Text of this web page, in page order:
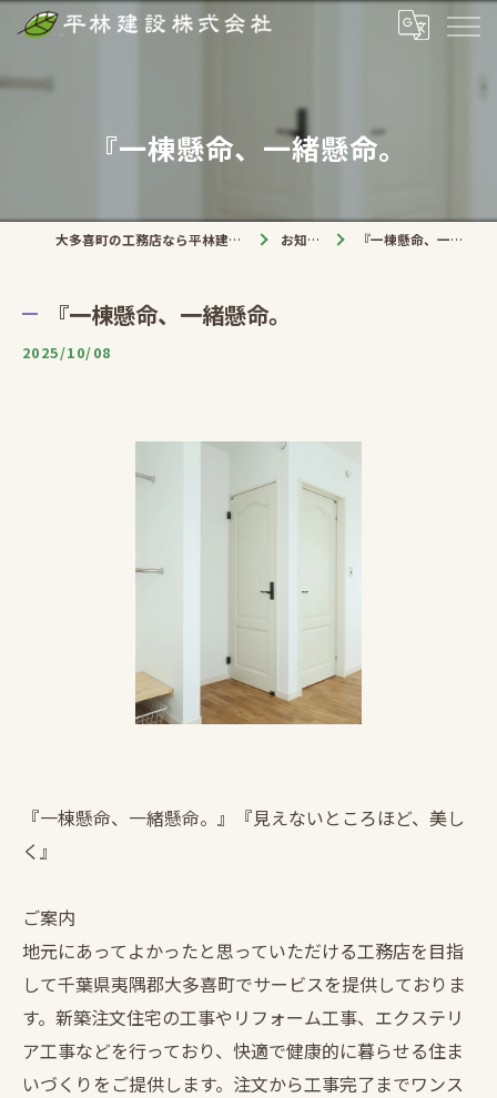
『一棟懸命、一緒懸命。
大多喜町の工務店なら平林建設株式会社 お知らせ 『一棟懸命、一緒懸命。
『一棟懸命、一緒懸命。
2025/10/08
『一棟懸命、一緒懸命。』『見えないところほど、美し
く』
ご案内
地元にあってよかったと思っていただける工務店を目指
して千葉県夷隅郡大多喜町でサービスを提供しておりま
す。新築注文住宅の工事やリフォーム工事、エクステリ
ア工事などを行っており、快適で健康的に暮らせる住ま
いづくりをご提供します。注文から工事完了までワンス